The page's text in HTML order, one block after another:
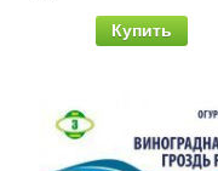
Купить
Семена редьки
Семена свеклы
Удобрения «Чистый
Средства защиты от
клопов, блох,